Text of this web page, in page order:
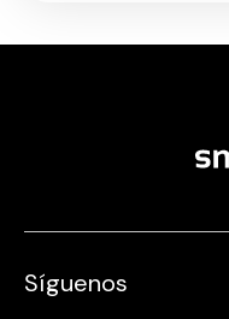
Síguenos